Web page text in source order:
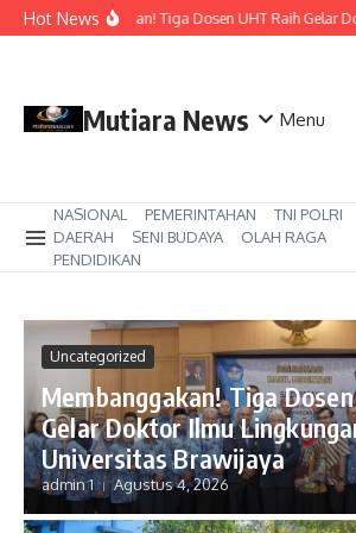
Lewati ke konten
Hot News
Membanggakan! Tiga Dosen UHT Raih Gelar
Mutiara News Menu
NASIONAL PEMERINTAHAN
TNI POLRI
DAERAH
SENI BUDAYA
OLAH RAGA
PENDIDIKAN
Uncategorized
Membanggakan! Tiga
Gelar Doktor Ilmu
Universitas Brawijaya
admin 1 Agustus 4, 2026